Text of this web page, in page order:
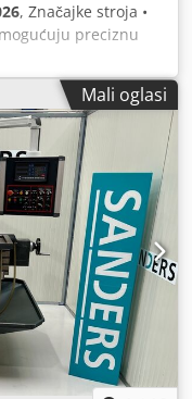
, Značajke stroja •
preciznu
pomak svih osa i
učinkovitu
prikaz i
intuitivnu
specifikacije
POMAK STOLA
(BROJ/
KUT NAGIBA
X/Y: 25~800 mm/min
50 / 7:24 ISO 50
POVRŠINE STUPA
POVRŠINE STOLA
PREDNJE
150–570 mm
Mali oglasi